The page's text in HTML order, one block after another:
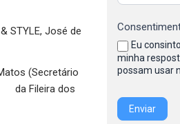
STYLE, José de
(Secretário
da Fileira dos
Eu
minha
possam usar
Enviar